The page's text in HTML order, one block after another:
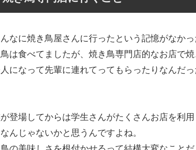
は食べてましたが、焼き鳥専門店的なお店で
登場してからは学生さんがたくさんお店を利
んじゃないかと思うんですよね。
かなかの偉業であると勝手に思ってます。